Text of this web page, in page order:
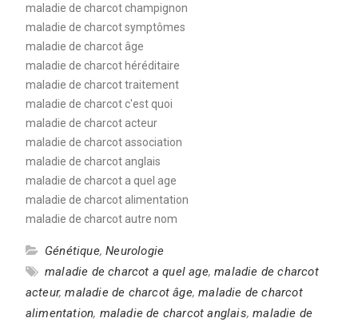
maladie de charcot champignon
maladie de charcot symptômes
maladie de charcot âge
maladie de charcot héréditaire
maladie de charcot traitement
maladie de charcot c'est quoi
maladie de charcot acteur
maladie de charcot association
maladie de charcot anglais
maladie de charcot a quel age
maladie de charcot alimentation
maladie de charcot autre nom
Génétique,Neurologie
maladie de charcot a quel age,maladie de charcot
acteur,maladie de charcot âge,maladie de charcot
alimentation, maladie de charcot anglais,maladie de